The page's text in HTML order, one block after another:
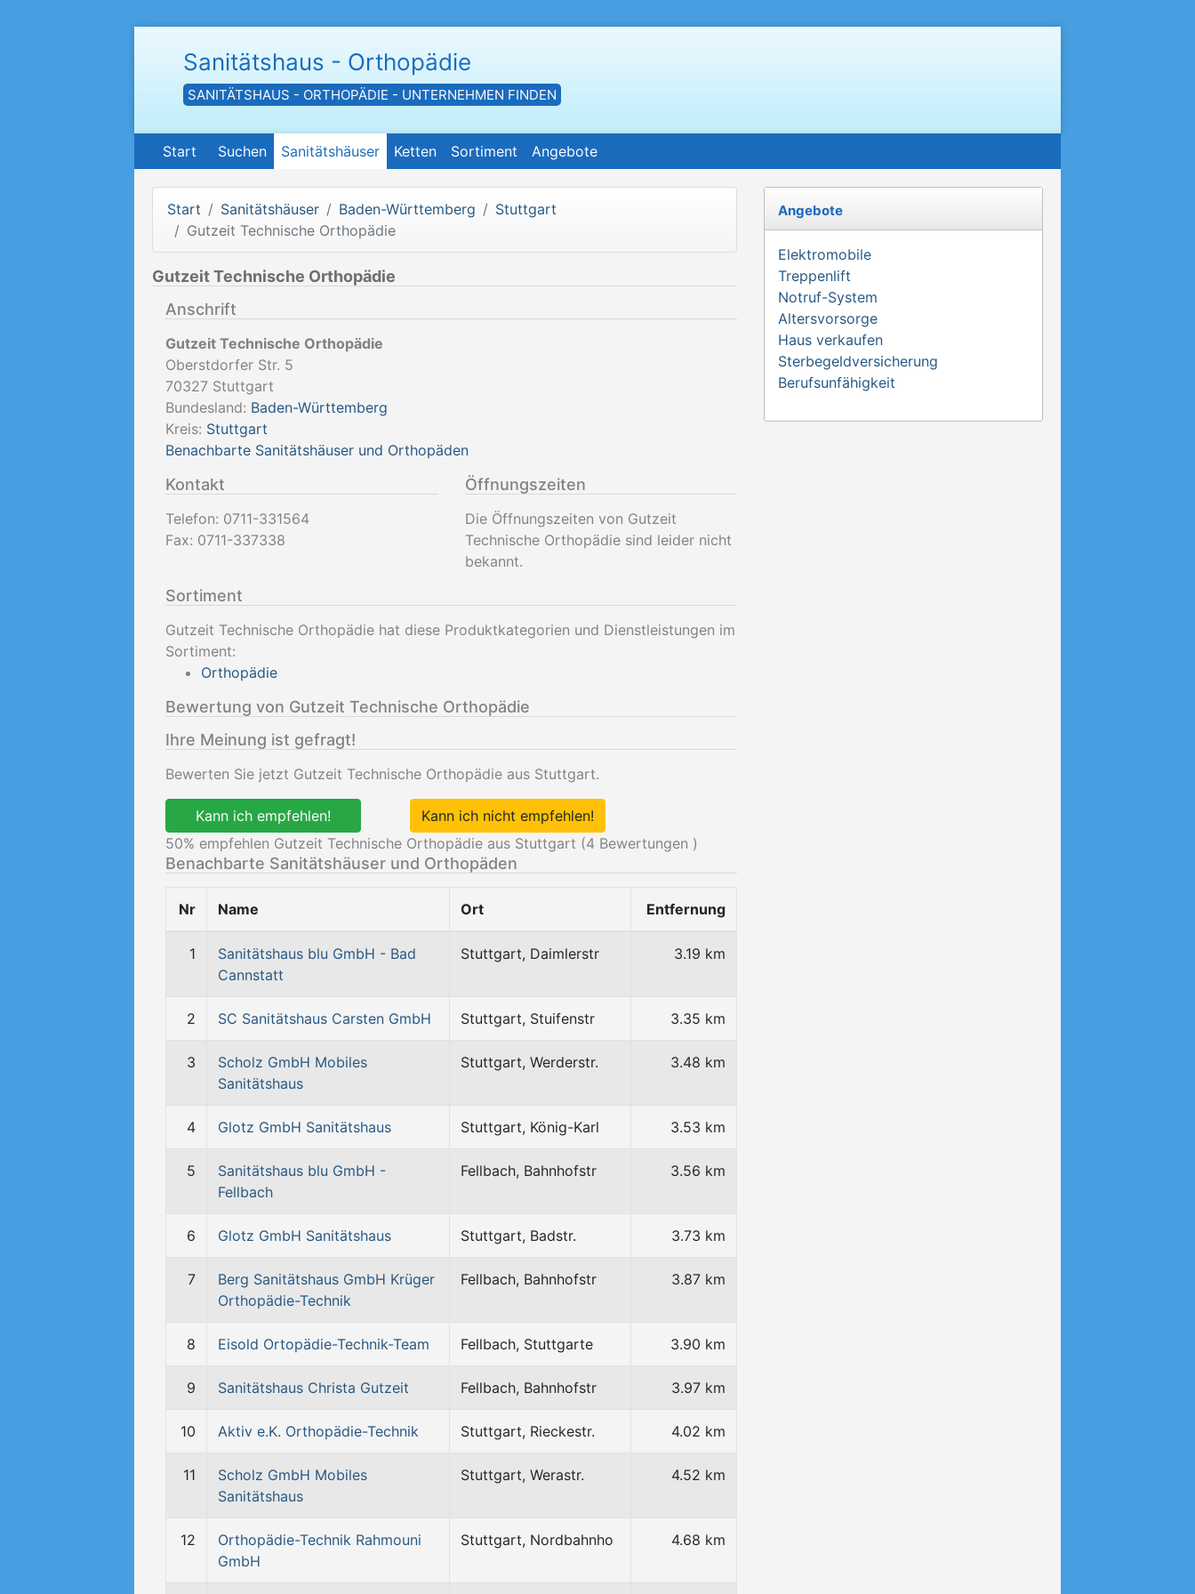
Sanitätshaus - Orthopädie
SANITÄTSHAUS - ORTHOPÄDIE - UNTERNEHMEN FINDEN
Start Suchen Sanitätshäuser Ketten Sortiment Angebote
Start Sanitätshäuser Baden-Württemberg
Stuttgart
Gutzeit Technische Orthopädie
Gutzeit Technische Orthopädie
Anschrift
Gutzeit Technische Orthopädie
Oberstdorfer Str. 5
70327 Stuttgart
Bundesland: Baden-Württemberg
Kreis: Stuttgart
Benachbarte Sanitätshäuser und Orthopäden
Kontakt
Telefon: 0711-331564
Fax: 0711-337338
Öffnungszeiten
Die Öffnungszeiten von Gutzeit
Technische Orthopädie sind leider nicht
bekannt.
Sortiment
Gutzeit Technische Orthopädie hat diese Produktkategorien und Dienstleistungen im
Sortiment:
Orthopädie
Bewertung von Gutzeit Technische Orthopädie
Ihre Meinung ist gefragt!
Bewerten Sie jetzt Gutzeit Technische Orthopädie aus Stuttgart.
Kann ich empfehlen!
Kann ich nicht empfehlen!
50% empfehlen Gutzeit Technische Orthopädie aus Stuttgart (4 Bewertungen )
Benachbarte Sanitätshäuser und Orthopäden
Nr Name Ort Entfernung
1
Sanitätshaus blu GmbH - Bad
Cannstatt
Stuttgart, Daimlerstr 3.19 km
2 SC Sanitätshaus Carsten GmbH Stuttgart, Stuifenstr 3.35 km
3
Scholz GmbH Mobiles
Sanitätshaus
Stuttgart, Werderstr. 3.48 km
4 Glotz GmbH Sanitätshaus Stuttgart, König-Karl 3.53 km
5
Sanitätshaus blu GmbH -
Fellbach
Fellbach, Bahnhofstr 3.56 km
6 Glotz GmbH Sanitätshaus Stuttgart, Badstr. 3.73 km
7
Berg Sanitätshaus GmbH Krüger
Orthopädie-Technik
Fellbach, Bahnhofstr 3.87 km
8 Eisold Ortopädie-Technik-Team Fellbach, Stuttgarte 3.90 km
9 Sanitätshaus Christa Gutzeit Fellbach, Bahnhofstr 3.97 km
10 Aktiv e.K. Orthopädie-Technik Stuttgart, Rieckestr. 4.02 km
11
Scholz GmbH Mobiles
Sanitätshaus
Stuttgart, Werastr. 4.52 km
12
Orthopädie-Technik Rahmouni
GmbH
Stuttgart, Nordbahnho 4.68 km
Angebote
Elektromobile
Treppenlift
Notruf-System
Altersvorsorge
Haus verkaufen
Sterbegeldversicherung
Berufsunfähigkeit